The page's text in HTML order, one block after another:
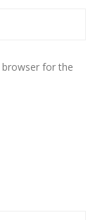
browser for the